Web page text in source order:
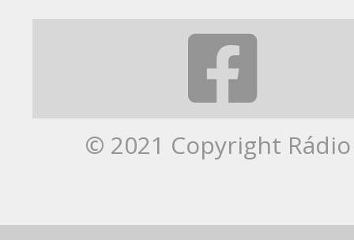
© 2021 Copyright